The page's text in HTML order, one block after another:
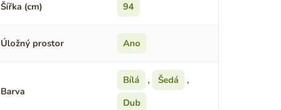
Šířka (cm) 94
Úložný prostor Ano
Barva
Bílá , Šedá
,
Dub